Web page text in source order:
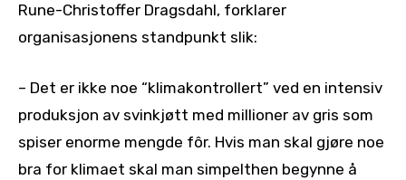
Rune-Christoffer Dragsdahl, forklarer
organisasjonens standpunkt slik:
– Det er ikke noe “klimakontrollert” ved en intensiv
produksjon av svinkjøtt med millioner av gris som
spiser enorme mengde fôr. Hvis man skal gjøre noe
bra for klimaet skal man simpelthen begynne å